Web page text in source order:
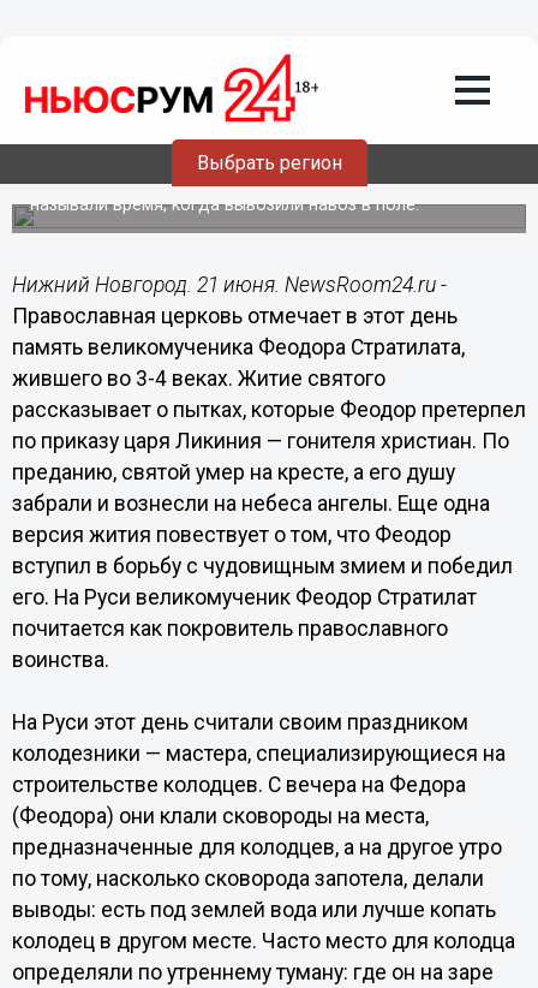
Выбрать регион
21.06.201408:00
21 июня - Федор Колодезник по
народному календарю
С Федорова дня начиналась «навозница» — так
называли время, когда вывозили навоз в поле.
Нижний Новгород. 21 июня. NewsRoom24.ru -
Православная церковь отмечает в этот день
память великомученика Феодора Стратилата,
жившего во 3-4 веках. Житие святого
рассказывает о пытках, которые Феодор претерпел
по приказу царя Ликиния — гонителя христиан. По
преданию, святой умер на кресте, а его душу
забрали и вознесли на небеса ангелы. Еще одна
версия жития повествует о том, что Феодор
вступил в борьбу с чудовищным змием и победил
его. На Руси великомученик Феодор Стратилат
почитается как покровитель православного
воинства.
На Руси этот день считали своим праздником
колодезники — мастера, специализирующиеся на
строительстве колодцев. С вечера на Федора
(Феодора) они клали сковороды на места,
предназначенные для колодцев, а на другое утро
по тому, насколько сковорода запотела, делали
выводы: есть под землей вода или лучше копать
колодец в другом месте. Часто место для колодца
определяли по утреннему туману: где он на заре